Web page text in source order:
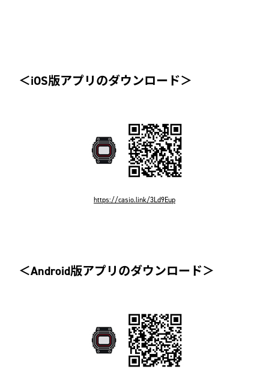
＜iOS版アプリのダウンロード＞
https://casio.link/3Ld9Eup
＜Android版アプリのダウンロード＞